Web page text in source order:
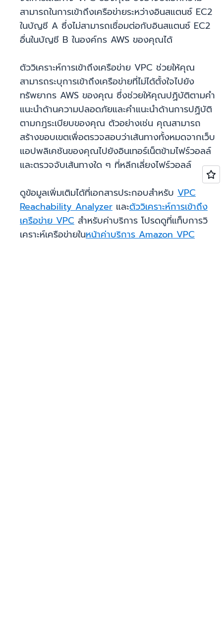
สามารถในการเข้าถึงเครือข่ายระหว่างอินสแตนซ์ EC2
ในบัญชี A ซึ่งไม่สามารถเชื่อมต่อกับอินสแตนซ์ EC2
อื่นในบัญชี B ในองค์กร AWS ของคุณได้
ตัววิเคราะห์การเข้าถึงเครือข่าย VPC ช่วยให้คุณ
สามารถระบุการเข้าถึงเครือข่ายที่ไม่ได้ตั้งใจไปยัง
ทรัพยากร AWS ของคุณ ซึ่งช่วยให้คุณปฏิบัติตามคำ
แนะนำด้านความปลอดภัยและคำแนะนำด้านการปฏิบัติ
ตามกฎระเบียบของคุณ ตัวอย่างเช่น คุณสามารถ
สร้างขอบเขตเพื่อตรวจสอบว่าเส้นทางทั้งหมดจากเว็บ
แอปพลิเคชันของคุณไปยังอินเทอร์เน็ตข้ามไฟร์วอลล์
และตรวจจับเส้นทางใด ๆ ที่หลีกเลี่ยงไฟร์วอลล์
ดูข้อมูลเพิ่มเติมได้ที่เอกสารประกอบสำหรับ VPC
Reachability Analyzer และตัววิเคราะห์การเข้าถึง
เครือข่าย VPC สำหรับค่าบริการ โปรดดูที่แท็บการวิ
เคราะห์เครือข่ายในหน้าค่าบริการ Amazon VPC